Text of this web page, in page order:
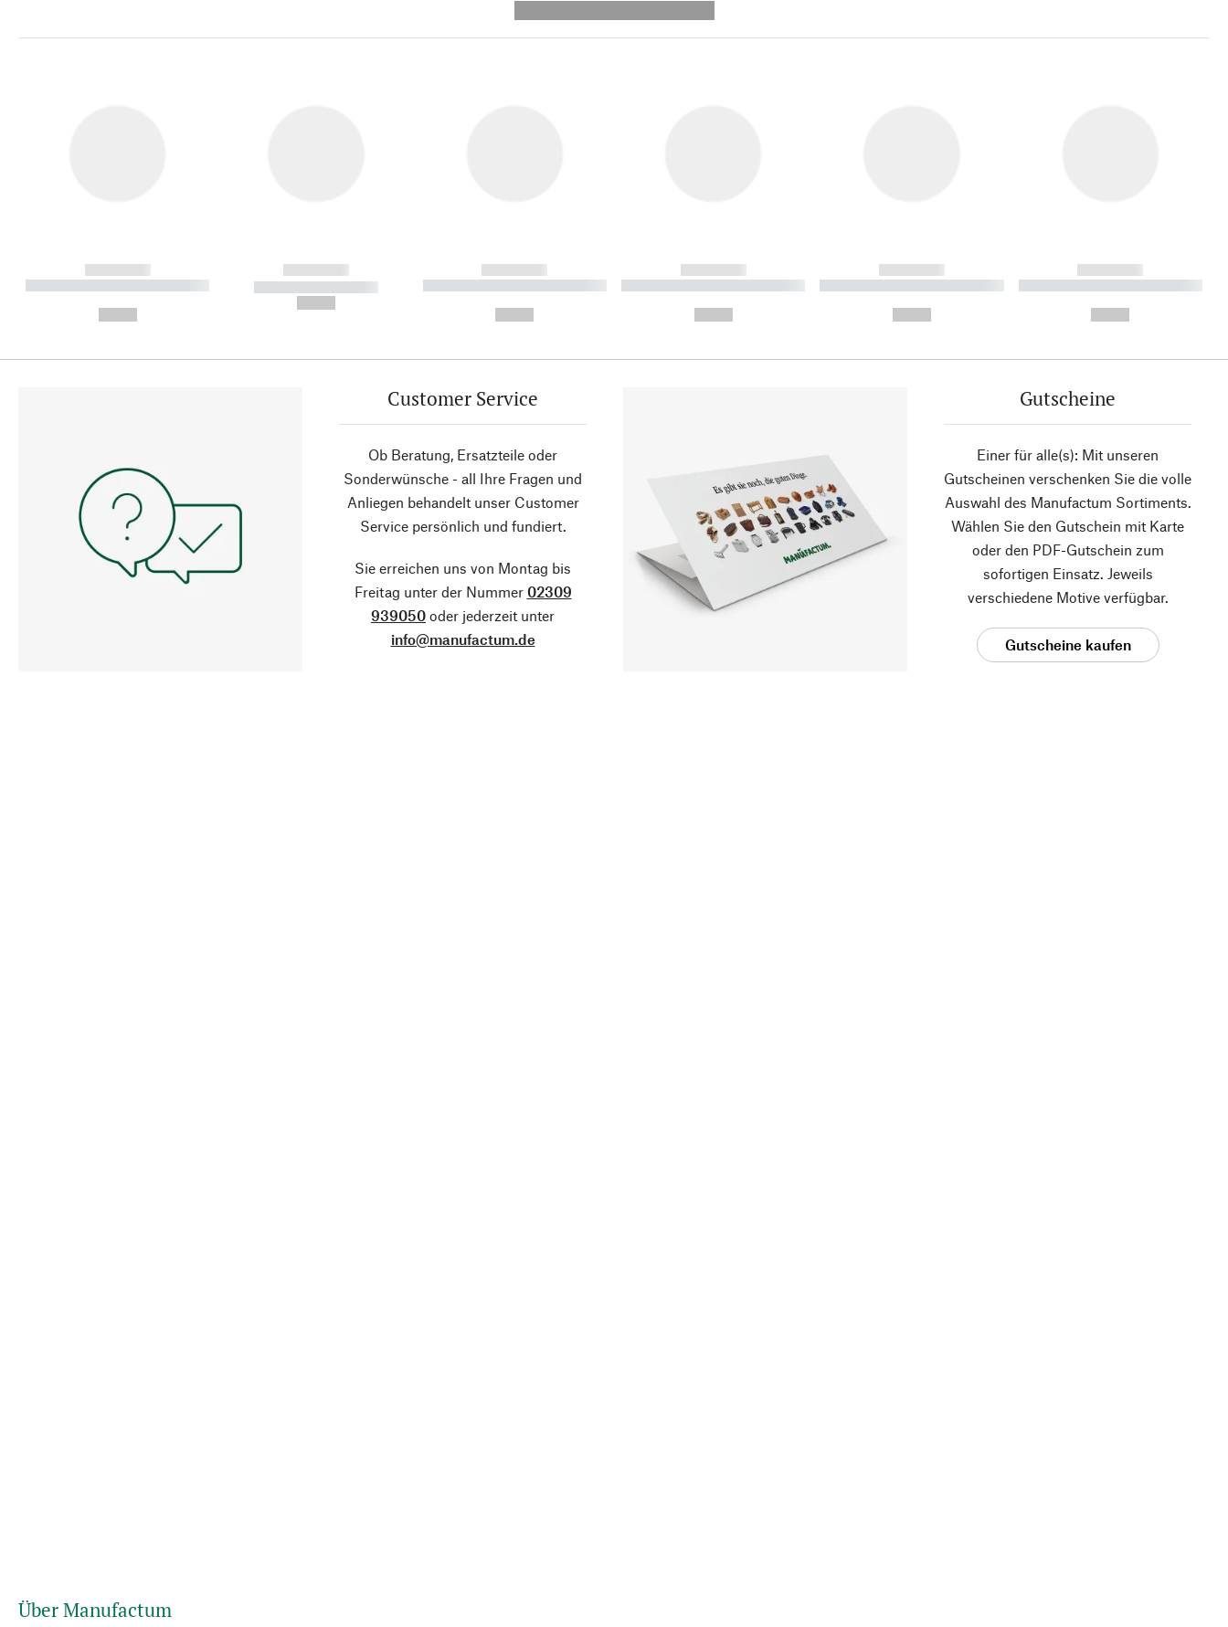
------------
----------- ----------- ----------
------------
----------- -----------
------------
----------- ----------- ----------
------------
----------- ----------- ----------
------------
----------- ----------- ----------
------------
----------- ----------- ----------
Customer Service
Ob Beratung, Ersatzteile oder
Sonderwünsche - all Ihre Fragen und
Anliegen behandelt unser Customer
Service persönlich und fundiert.
Sie erreichen uns von Montag bis
Freitag unter der Nummer 02309
939050 oder jederzeit unter
info@manufactum.de
Gutscheine
Einer für alle(s): Mit unseren
Gutscheinen verschenken Sie die volle
Auswahl des Manufactum Sortiments.
Wählen Sie den Gutschein mit Karte
oder den PDF-Gutschein zum
sofortigen Einsatz. Jeweils
verschiedene Motive verfügbar.
Gutscheine kaufen
Über Manufactum